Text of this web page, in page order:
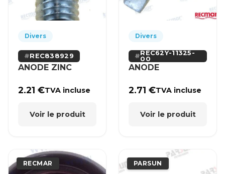
Divers
REC838929
ANODE ZINC
2.21€TVA incluse
Voir le produit
Divers
REC62Y-11325-
00
ANODE
2.71€TVA incluse
Voir le produit
RECMAR PARSUN